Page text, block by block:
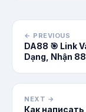
← PREVIOUS
DA88 🎯 Link
Dạng, Nhận
NEXT →
Как